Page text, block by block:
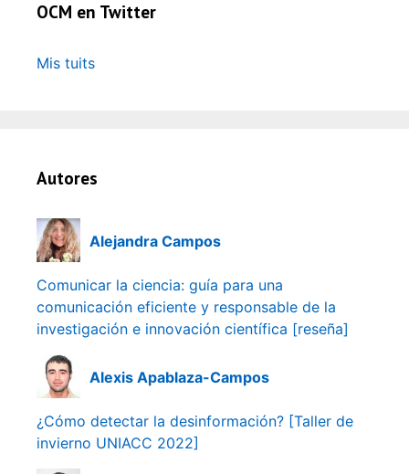
OCM en Twitter
Mis tuits
Autores
Alejandra Campos
Comunicar la ciencia: guía para una
comunicación eficiente y responsable de la
investigación e innovación científica [reseña]
Alexis Apablaza-Campos
¿Cómo detectar la desinformación? [Taller de
invierno UNIACC 2022]